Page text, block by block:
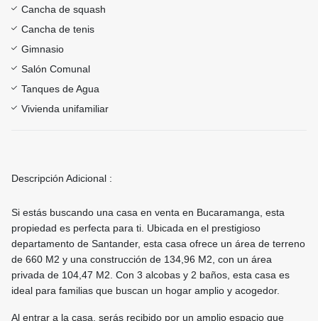
Cancha de squash
Cancha de tenis
Gimnasio
Salón Comunal
Tanques de Agua
Vivienda unifamiliar
Descripción Adicional :
Si estás buscando una casa en venta en Bucaramanga, esta
propiedad es perfecta para ti. Ubicada en el prestigioso
departamento de Santander, esta casa ofrece un área de terreno
de 660 M2 y una construcción de 134,96 M2, con un área
privada de 104,47 M2. Con 3 alcobas y 2 baños, esta casa es
ideal para familias que buscan un hogar amplio y acogedor.
Al entrar a la casa, serás recibido por un amplio espacio que